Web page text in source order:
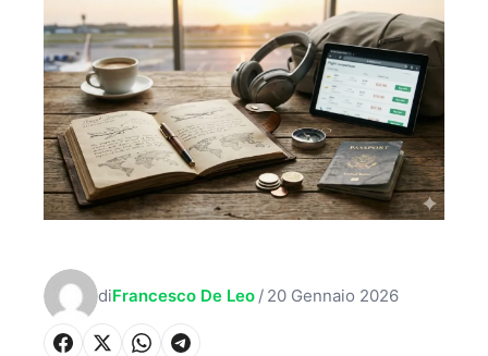
diFrancesco De Leo / 20 Gennaio 2026